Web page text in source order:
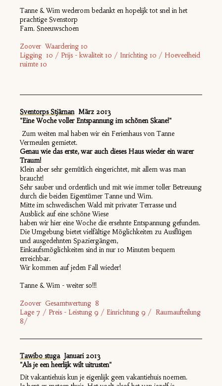
Tanne & Wim wederom bedankt en hopelijk tot snel in het
prachtige Svenstorp
Fam. Sneeuwschoen
Zoover Waardering 10
Ligging 10 / Prijs - kwaliteit 10 / Inrichting 10 / Hoeveelheid
ruimte 10
Sventorps Stjärnan März 2013
"Eine Woche voller Entspannung im schönen Skane!"
Zum weiten mal haben wir ein Ferienhaus von Tanne
Vermeulen gemietet.
Genau wie das erste, war auch dieses Haus wieder ein warer
Traum!
Klein aber sehr gemütlich eingerichtet, mit allem was man
braucht!
Sehr sauber und ordentlich und mit wie immer toller Betreuung
durch die beiden Eigentümer Tanne und Wim.
Mitte im schwedischen Wald mit privater Terrasse und
Ausblick auf eine schöne Wiese
haben wir hier eine Woche die ersehnte Entspannung gefunden.
Die Umgebung bietet vielfältige Möglichkeiten zu Ausflügen
und ausgedehnten Spaziergängen,
Einkaufsmöglichkeiten sind in nur 10 Minuten bequem
erreichbar.
Wir kommen auf jeden Fall wieder!
Tanne & Wim - weiter so!!!
Zoover Gesamtwertung 8
Lage 7 / Preis - Leistung 9 / Einrichtung 9 / Raumaufteilung
8/
Tawibo stuga Januari 2013
"Als je een heerlijk wilt uitrusten"
Dit vakantiehuis kun je eigenlijk geen vakantiehuis noemen.